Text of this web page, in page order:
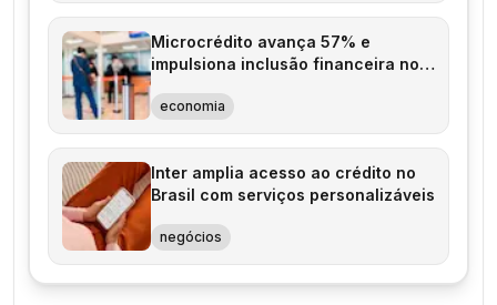
Microcrédito avança 57% e
impulsiona inclusão financeira no
economia
Inter amplia acesso ao crédito no
Brasil com serviços personalizáveis
negócios